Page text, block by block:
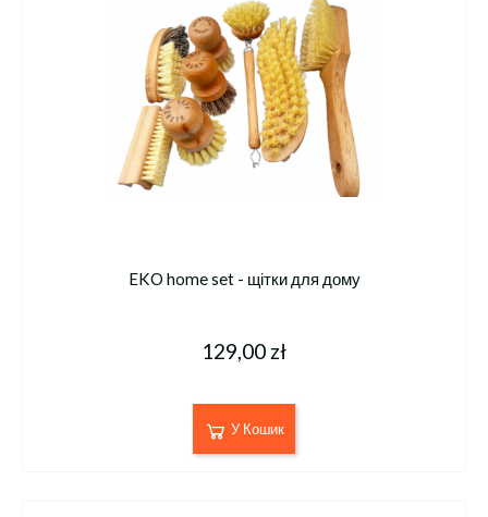
EKO home set - щітки для дому
129,00 zł
У Кошик